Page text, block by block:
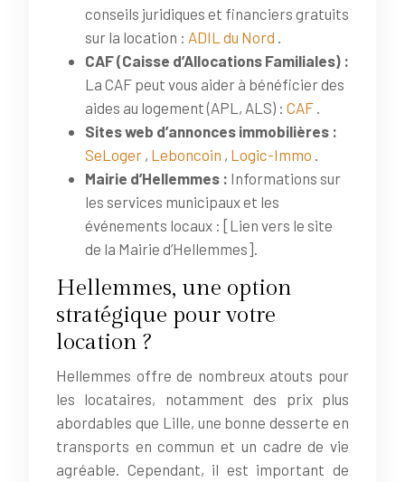
conseils juridiques et financiers gratuits
sur la location : ADIL du Nord
CAF (Caisse d’Allocations Familiales) :
La CAF peut vous aider à bénéficier des
aides au logement (APL, ALS) : CAF
Sites web d’annonces immobilières :
SeLoger , Leboncoin , Logic-Immo
Mairie d’Hellemmes : Informations sur
les services municipaux et les
événements locaux : [Lien vers le site
de la Mairie d’Hellemmes].
Hellemmes, une option
stratégique pour votre
location ?
Hellemmes offre de nombreux atouts pour
les locataires, notamment des prix plus
abordables que Lille, une bonne desserte en
transports en commun et un cadre de vie
agréable. Cependant, il est important de